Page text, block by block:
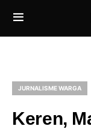
JURNALISME WARGA
Keren,